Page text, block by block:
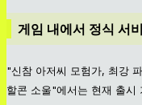
게임 내에서 정식 서
"신참 아저씨 모험가, 최강
할콘 소울"에서는 현재 출시